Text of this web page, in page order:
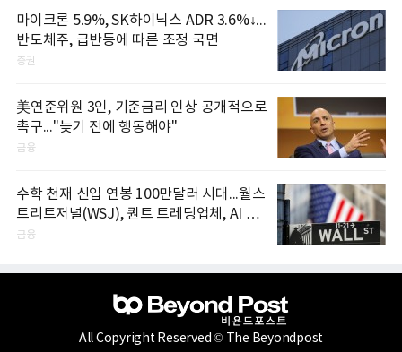
마이크론 5.9%, SK하이닉스 ADR 3.6%↓...
반도체주, 급반등에 따른 조정 국면
증권
美연준위원 3인, 기준금리 인상 공개적으로
촉구..."늦기 전에 행동해야"
금융
수학 천재 신입 연봉 100만달러 시대...월스
트리트저널(WSJ), 퀀트 트레딩업체, AI 기
업들 인재 확보 경쟁
금융
All Copyright Reserved © The Beyondpost